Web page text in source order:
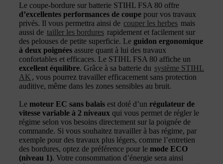
Le coupe-bordure sur batterie STIHL FSA 80 offre
d’excellentes performances de coupe pour vos travaux
privés. Il vous permettra ainsi de couper les herbes mais
aussi de tailler les bordures rapidement et facilement sur
des pelouses de petite superficie. Le guidon ergonomique
à deux poignées assure quant à lui des travaux
confortables et efficaces. Le STIHL FSA 80 affiche un
excellent équilibre. Grâce à sa batterie du système STIHL
AK , vous pourrez travailler efficacement sans protection
auditive, même dans les zones sensibles au bruit.
Le moteur EC sans balais est doté d’un régulateur de
vitesse variable à 2 niveaux qui vous permet de régler le
régime selon vos besoins directement sur la poignée de
commande. Si vous souhaitez travailler à bas régime, par
exemple pour des travaux plus légers, comme l’entretien
des bordures, optez de préférence pour le mode ECO
(niveau 1). Votre consommation d’énergie sera ainsi